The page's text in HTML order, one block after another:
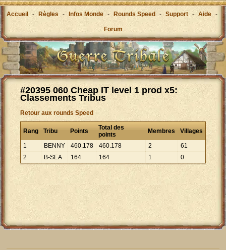
Accueil - Règles - Infos Monde - Rounds Speed - Support - Aide -
Forum
#20395 060 Cheap IT level 1 prod x5:
Classements Tribus
Retour aux rounds Speed
Rang Tribu Points
Total des
points
Membres Villages
1 BENNY 460.178 460.178 2
61
2
B-SEA 164 164 1 0